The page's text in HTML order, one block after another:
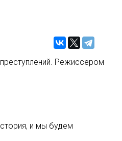
Режиссером
и мы будем